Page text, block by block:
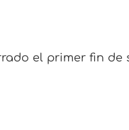
el primer fin